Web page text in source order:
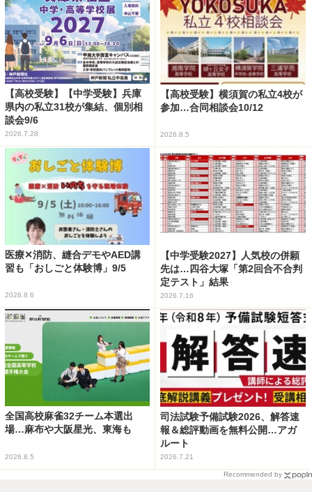
【高校受験】【中学受験】兵庫
県内の私立31校が集結、個別相
談会9/6
2026.7.28
【高校受験】横須賀の私立4校が
参加…合同相談会10/12
2026.8.5
医療✕消防、縫合デモやAED講
習も「おしごと体験博」9/5
2026.8.6
【中学受験2027】人気校の併願
先は…四谷大塚「第2回合不合判
定テスト」結果
2026.7.16
全国高校麻雀32チーム本選出
場…麻布や大阪星光、東海も
2026.8.5
司法試験予備試験2026、解答速
報＆総評動画を無料公開…アガ
ルート
2026.7.21
Recommended by